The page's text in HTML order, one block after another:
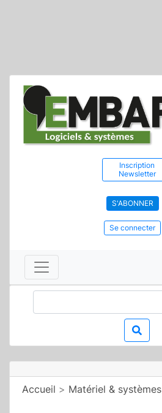
Inscription
Newsletter
S'ABONNER
Se connecter
Accueil > Matériel & systèmes